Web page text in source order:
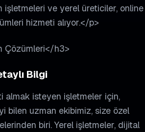
ve yerel üreticiler, online
hizmeti alıyor.</p>
Çözümleri</h3>
Bilgi
almak isteyen işletmeler için,
bilen uzman ekibimiz, size özel
biri. Yerel işletmeler, dijital